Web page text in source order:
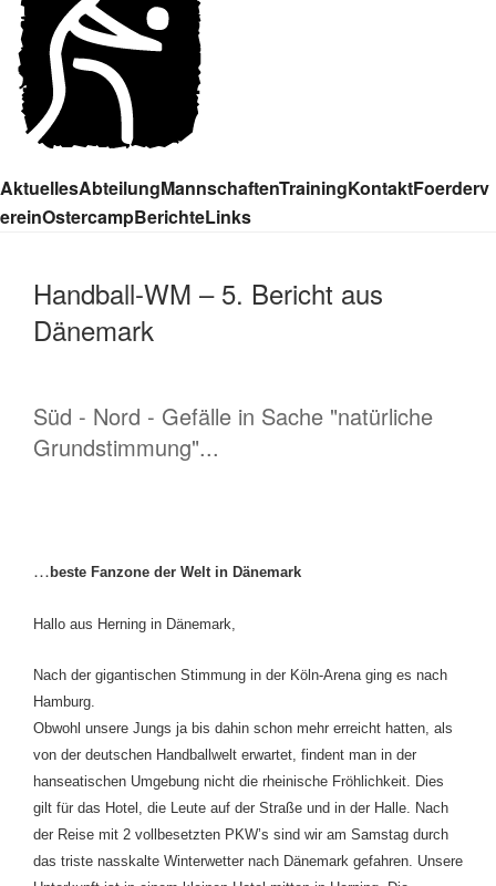
AktuellesAbteilungMannschaftenTrainingKontaktFoerderv
ereinOstercampBerichteLinks
Handball-WM – 5. Bericht aus
Dänemark
Süd - Nord - Gefälle in Sache "natürliche
Grundstimmung"...
… beste Fanzone der Welt in Dänemark
Hallo aus Herning in Dänemark,
Nach der gigantischen Stimmung in der Köln-Arena ging es nach
Hamburg.
Obwohl unsere Jungs ja bis dahin schon mehr erreicht hatten, als
von der deutschen Handballwelt erwartet, findent man in der
hanseatischen Umgebung nicht die rheinische Fröhlichkeit. Dies
gilt für das Hotel, die Leute auf der Straße und in der Halle. Nach
der Reise mit 2 vollbesetzten PKW’s sind wir am Samstag durch
das triste nasskalte Winterwetter nach Dänemark gefahren. Unsere